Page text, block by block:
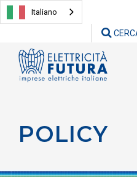
Italiano
POLICY